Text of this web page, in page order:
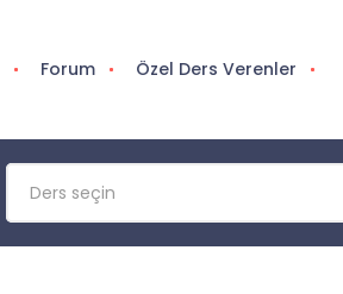
Forum Özel Ders Verenler
Ders seçin